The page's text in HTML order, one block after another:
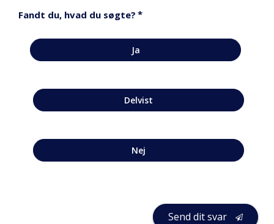
Fandt du, hvad du søgte? *
Ja
Delvist
Nej
Send dit svar